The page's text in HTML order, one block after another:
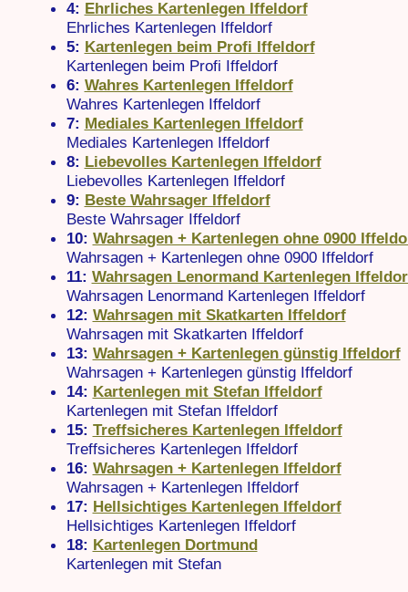
4: Ehrliches Kartenlegen Iffeldorf
Ehrliches Kartenlegen Iffeldorf
5: Kartenlegen beim Profi Iffeldorf
Kartenlegen beim Profi Iffeldorf
6: Wahres Kartenlegen Iffeldorf
Wahres Kartenlegen Iffeldorf
7: Mediales Kartenlegen Iffeldorf
Mediales Kartenlegen Iffeldorf
8: Liebevolles Kartenlegen Iffeldorf
Liebevolles Kartenlegen Iffeldorf
9: Beste Wahrsager Iffeldorf
Beste Wahrsager Iffeldorf
10: Wahrsagen + Kartenlegen ohne 0900
Wahrsagen + Kartenlegen ohne 0900 Iffeldorf
11: Wahrsagen Lenormand Kartenlegen
Wahrsagen Lenormand Kartenlegen Iffeldorf
12: Wahrsagen mit Skatkarten Iffeldorf
Wahrsagen mit Skatkarten Iffeldorf
13: Wahrsagen + Kartenlegen günstig Iffeldorf
Wahrsagen + Kartenlegen günstig Iffeldorf
14: Kartenlegen mit Stefan Iffeldorf
Kartenlegen mit Stefan Iffeldorf
15: Treffsicheres Kartenlegen Iffeldorf
Treffsicheres Kartenlegen Iffeldorf
16: Wahrsagen + Kartenlegen Iffeldorf
Wahrsagen + Kartenlegen Iffeldorf
17: Hellsichtiges Kartenlegen Iffeldorf
Hellsichtiges Kartenlegen Iffeldorf
18: Kartenlegen Dortmund
Kartenlegen mit Stefan